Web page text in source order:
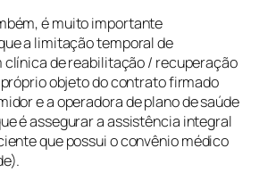
é muito importante
a limitação temporal de
clínica de reabilitação / recuperação
objeto do contrato firmado
e a operadora de plano de saúde
é assegurar a assistência integral
que possui o convênio médico